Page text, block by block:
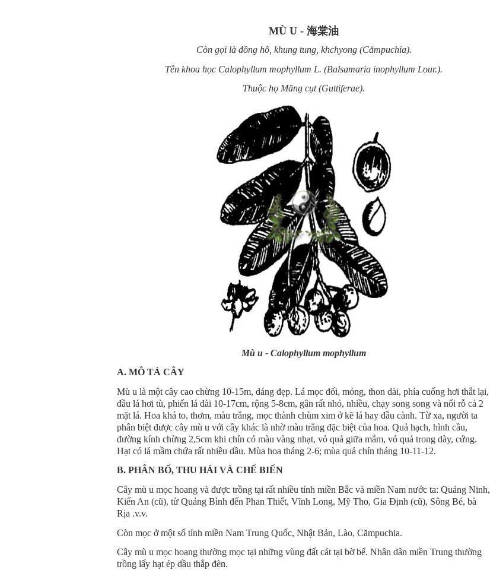
MÙ U - 海棠油
Còn gọi là đồng hồ, khung tung, khchyong (Cămpuchia).
Tên khoa học Calophyllum mophyllum L. (Balsamaria inophyllum Lour.).
Thuộc họ Măng cụt (Guttiferae).
Mù u - Calophyllum mophyllum
A. MÔ TẢ CÂY
Mù u là một cây cao chừng 10-15m, dáng đẹp. Lá mọc đối, mỏng, thon dài, phía cuống hơi thắt lại,
đầu lá hơi tù, phiến lá dài 10-17cm, rộng 5-8cm, gân rất nhỏ, nhiều, chạy song song và nổi rỗ cả 2
mặt lá. Hoa khá to, thơm, màu trắng, mọc thành chùm xim ở kẽ lá hay đầu cành. Từ xa, người ta
phân biệt được cây mù u với cây khác là nhờ màu trắng đặc biệt của hoa. Quả hạch, hình cầu,
đường kính chừng 2,5cm khi chín có màu vàng nhạt, vỏ quả giữa mẫm, vỏ quả trong dày, cứng.
Hạt có lá mầm chứa rất nhiều dầu. Mùa hoa tháng 2-6; mùa quả chín tháng 10-11-12.
B. PHÂN BỐ, THU HÁI VÀ CHẾ BIẾN
Cây mù u mọc hoang và được trồng tại rất nhiều tỉnh miền Bắc và miền Nam nước ta: Quảng Ninh,
Kiến An (cũ), từ Quảng Bình đến Phan Thiết, Vĩnh Long, Mỹ Tho, Gia Định (cũ), Sông Bé, bà
Rịa .v.v.
Còn mọc ở một số tỉnh miền Nam Trung Quốc, Nhật Bản, Lào, Cămpuchia.
Cây mù u mọc hoang thường mọc tại những vùng đất cát tại bờ bể. Nhân dân miền Trung thường
trồng lấy hạt ép dầu thắp đèn.